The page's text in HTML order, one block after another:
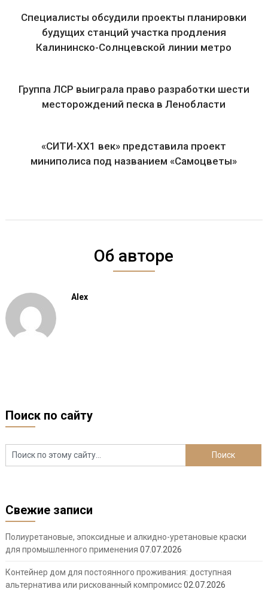
Специалисты обсудили проекты планировки
будущих станций участка продления
Калининско-Солнцевской линии метро
Группа ЛСР выиграла право разработки шести
месторождений песка в Ленобласти
«СИТИ-ХХ1 век» представила проект
миниполиса под названием «Самоцветы»
Об авторе
Alex
Поиск по сайту
Свежие записи
Полиуретановые, эпоксидные и алкидно-уретановые краски
для промышленного применения 07.07.2026
Контейнер дом для постоянного проживания: доступная
альтернатива или рискованный компромисс02.07.2026